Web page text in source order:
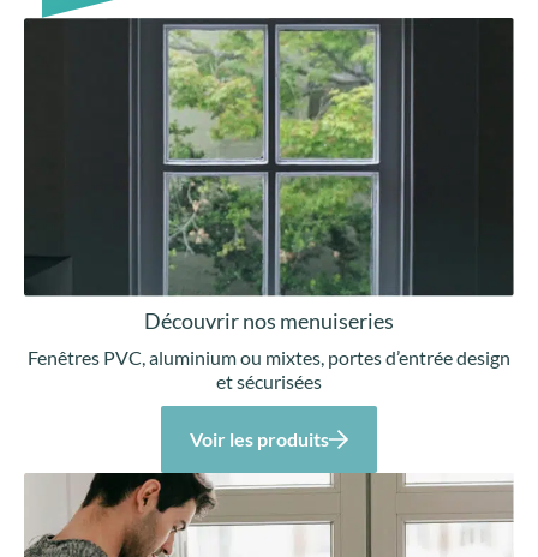
Découvrir nos menuiseries
Fenêtres PVC, aluminium ou mixtes, portes d’entrée design
et sécurisées
Voir les produits